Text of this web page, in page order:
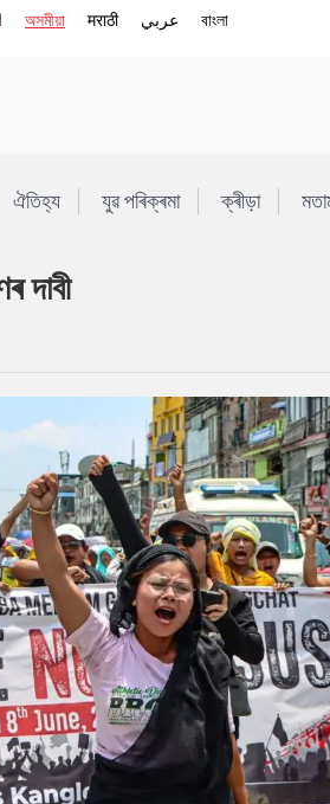
অসমীয়া मराठी عربي বাংলা
ঐতিহ্য যুৱ পৰিক্ৰমা ক্ৰীড়া
দাবী